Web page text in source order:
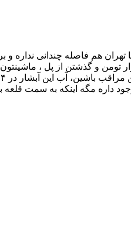
داره مگه اینکه به سمت